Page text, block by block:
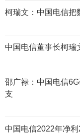
柯瑞文：中国电信把
中国电信董事长柯瑞
邵广禄：中国电信
支
中国电信2022年净